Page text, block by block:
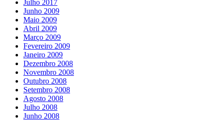
Julho 2017
Junho 2009
Maio 2009
Abril 2009
Março 2009
Fevereiro 2009
Janeiro 2009
Dezembro 2008
Novembro 2008
Outubro 2008
Setembro 2008
Agosto 2008
Julho 2008
Junho 2008